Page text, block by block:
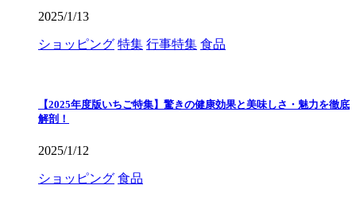
2025/1/13
ショッピング 特集 行事特集 食品
【2025年度版いちご特集】驚きの健康効果と美味しさ・魅力を徹底
解剖！
2025/1/12
ショッピング 食品